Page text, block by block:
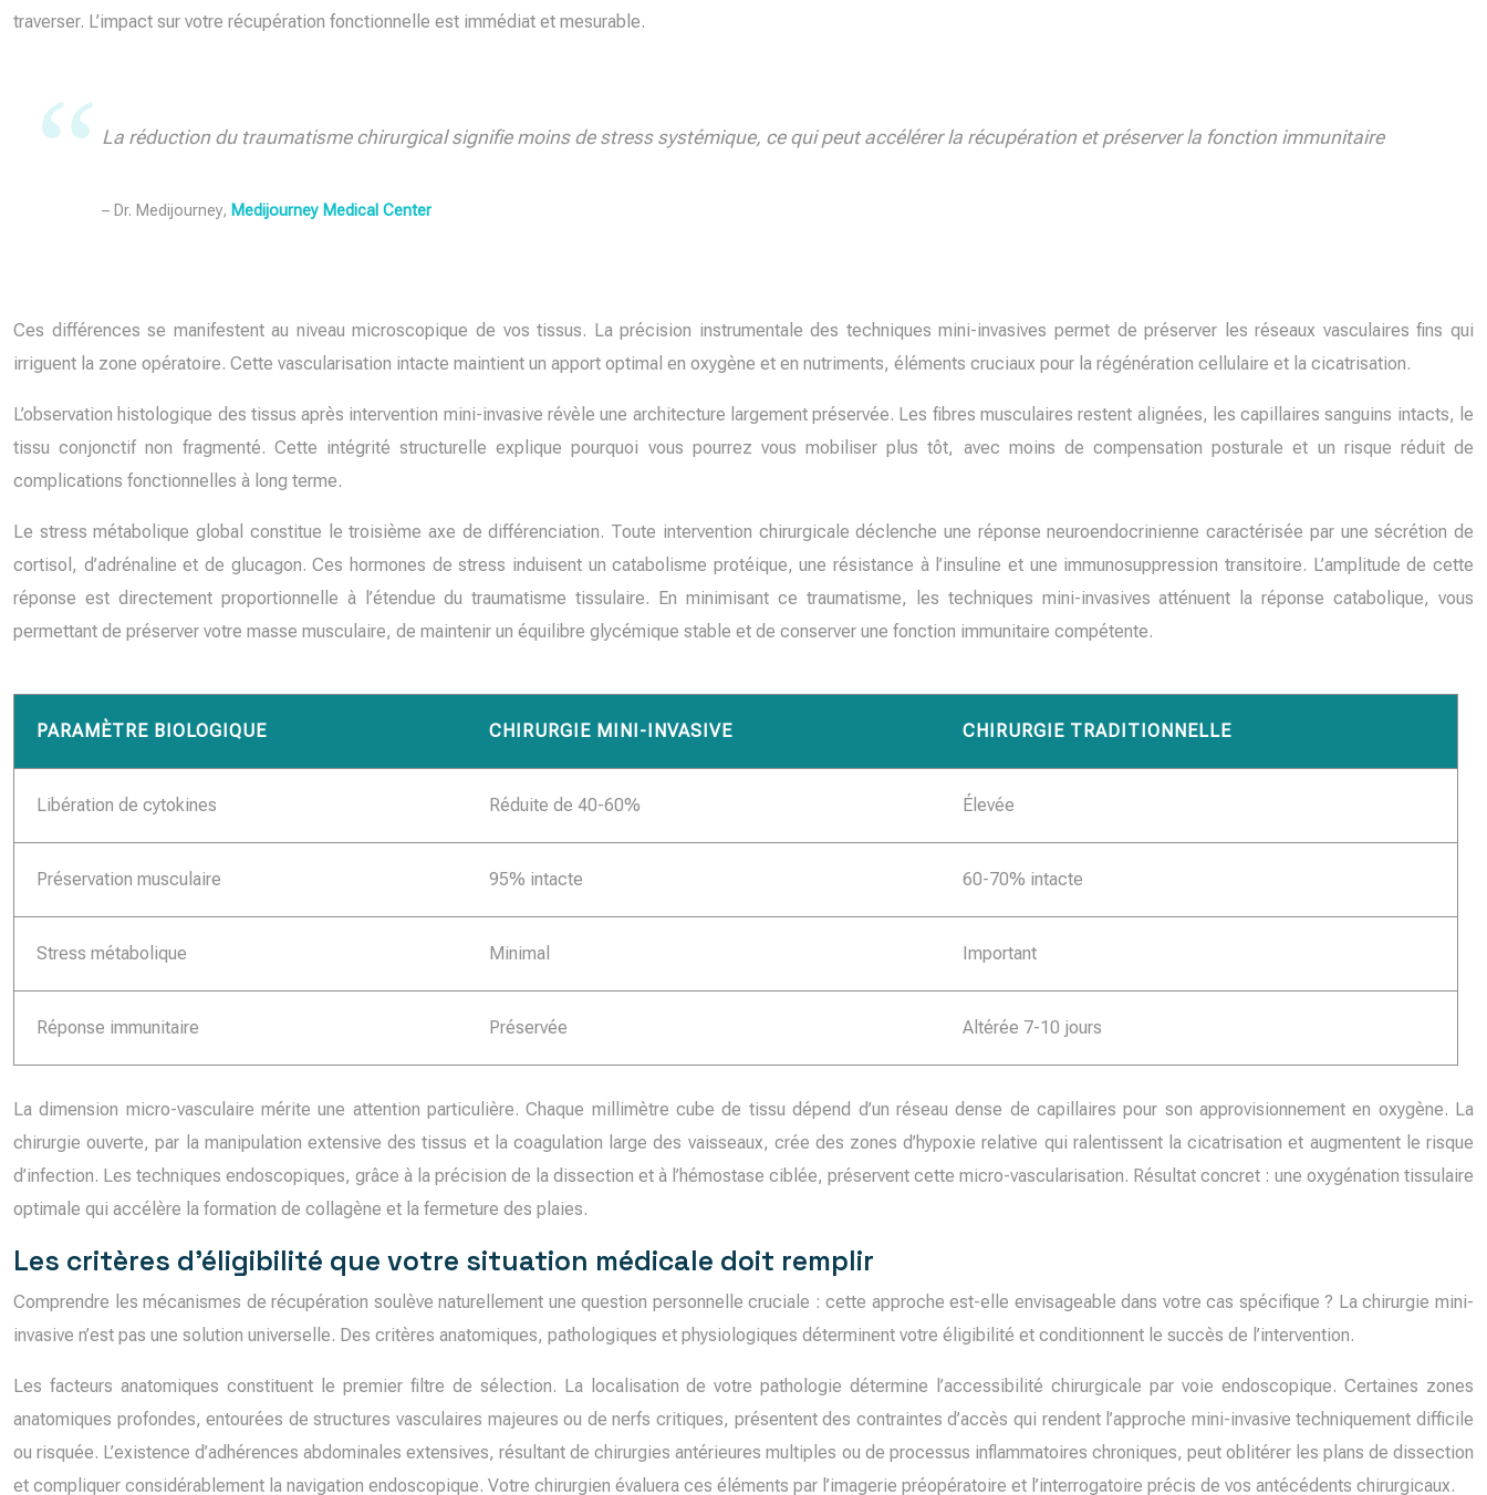
traverser. L’impact sur votre récupération fonctionnelle est immédiat et mesurable.
La réduction du traumatisme chirurgical signifie moins de stress systémique, ce qui peut accélérer la récupération et préserver la fonction immunitaire
– Dr. Medijourney, Medijourney Medical Center
Ces différences se manifestent au niveau microscopique de vos tissus. La précision instrumentale des techniques mini-invasives permet de préserver les réseaux vasculaires fins qui
irriguent la zone opératoire. Cette vascularisation intacte maintient un apport optimal en oxygène et en nutriments, éléments cruciaux pour la régénération cellulaire et la cicatrisation.
L’observation histologique des tissus après intervention mini-invasive révèle une architecture largement préservée. Les fibres musculaires restent alignées, les capillaires sanguins intacts, le
tissu conjonctif non fragmenté. Cette intégrité structurelle explique pourquoi vous pourrez vous mobiliser plus tôt, avec moins de compensation posturale et un risque réduit de
complications fonctionnelles à long terme.
Le stress métabolique global constitue le troisième axe de différenciation. Toute intervention chirurgicale déclenche une réponse neuroendocrinienne caractérisée par une sécrétion de
cortisol, d’adrénaline et de glucagon. Ces hormones de stress induisent un catabolisme protéique, une résistance à l’insuline et une immunosuppression transitoire. L’amplitude de cette
réponse est directement proportionnelle à l’étendue du traumatisme tissulaire. En minimisant ce traumatisme, les techniques mini-invasives atténuent la réponse catabolique, vous
permettant de préserver votre masse musculaire, de maintenir un équilibre glycémique stable et de conserver une fonction immunitaire compétente.
PARAMÈTRE BIOLOGIQUE CHIRURGIE MINI-INVASIVE CHIRURGIE TRADITIONNELLE
Libération de cytokines Réduite de 40-60% Élevée
Préservation musculaire 95% intacte 60-70% intacte
Stress métabolique Minimal Important
Réponse immunitaire Préservée Altérée 7-10 jours
La dimension micro-vasculaire mérite une attention particulière. Chaque millimètre cube de tissu dépend d’un réseau dense de capillaires pour son approvisionnement en oxygène. La
chirurgie ouverte, par la manipulation extensive des tissus et la coagulation large des vaisseaux, crée des zones d’hypoxie relative qui ralentissent la cicatrisation et augmentent le risque
d’infection. Les techniques endoscopiques, grâce à la précision de la dissection et à l’hémostase ciblée, préservent cette micro-vascularisation. Résultat concret : une oxygénation tissulaire
optimale qui accélère la formation de collagène et la fermeture des plaies.
Les critères d’éligibilité que votre situation médicale doit remplir
Comprendre les mécanismes de récupération soulève naturellement une question personnelle cruciale : cette approche est-elle envisageable dans votre cas spécifique ? La chirurgie mini-
invasive n’est pas une solution universelle. Des critères anatomiques, pathologiques et physiologiques déterminent votre éligibilité et conditionnent le succès de l’intervention.
Les facteurs anatomiques constituent le premier filtre de sélection. La localisation de votre pathologie détermine l’accessibilité chirurgicale par voie endoscopique. Certaines zones
anatomiques profondes, entourées de structures vasculaires majeures ou de nerfs critiques, présentent des contraintes d’accès qui rendent l’approche mini-invasive techniquement difficile
ou risquée. L’existence d’adhérences abdominales extensives, résultant de chirurgies antérieures multiples ou de processus inflammatoires chroniques, peut oblitérer les plans de dissection
et compliquer considérablement la navigation endoscopique. Votre chirurgien évaluera ces éléments par l’imagerie préopératoire et l’interrogatoire précis de vos antécédents chirurgicaux.